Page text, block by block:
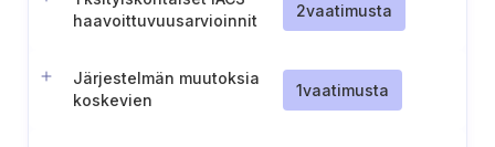
haavoittuvuusarvioinnit
2vaatimusta
Järjestelmän muutoksia
koskevien
1vaatimusta